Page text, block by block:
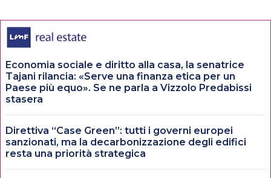
Economia sociale e diritto alla casa, la senatrice
Tajani rilancia: «Serve una finanza etica per un
Paese più equo». Se ne parla a Vizzolo Predabissi
stasera
Direttiva “Case Green”: tutti i governi europei
sanzionati, ma la decarbonizzazione degli edifici
resta una priorità strategica